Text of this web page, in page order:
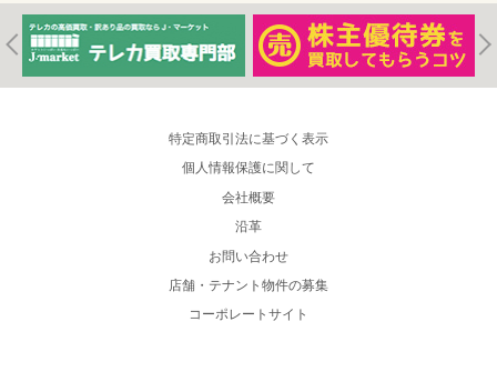
特定商取引法に基づく表示
個人情報保護に関して
会社概要
沿革
お問い合わせ
店舗・テナント物件の募集
コーポレートサイト